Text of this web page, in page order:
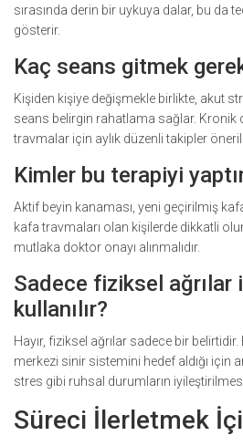
sırasında derin bir uykuya dalar, bu da
gösterir.
Kaç seans gitmek
Kişiden kişiye değişmekle birlikte, akut
seans belirgin rahatlama sağlar. Kronik
travmalar için aylık düzenli takipler
Kimler bu terapiyi
Aktif beyin kanaması, yeni geçirilmiş
kafa travmaları olan kişilerde dikkatli
mutlaka doktor onayı alınmalıdır.
Sadece fiziksel ağrılar
kullanılır?
Hayır, fiziksel ağrılar sadece bir
merkezi sinir sistemini hedef aldığı için
stres gibi ruhsal durumların
Süreci İlerletmek